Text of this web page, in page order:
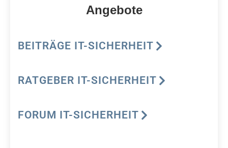
Angebote
BEITRÄGE IT-SICHERHEIT
RATGEBER IT-SICHERHEIT
FORUM IT-SICHERHEIT